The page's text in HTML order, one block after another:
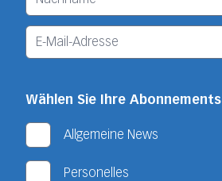
Wählen Sie Ihre Abonnements
Allgemeine News
Personelles